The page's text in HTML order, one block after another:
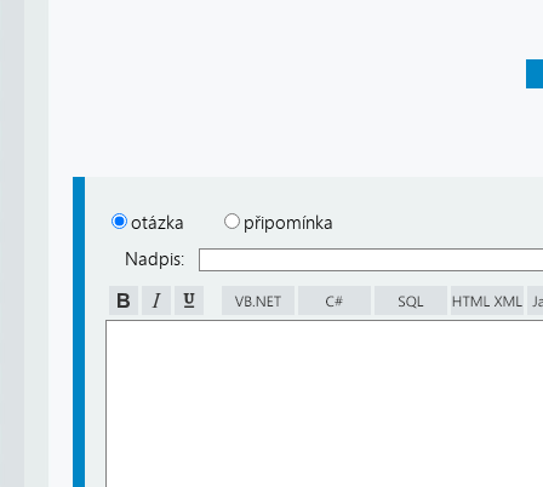
otázka
připomínka
Nadpis: